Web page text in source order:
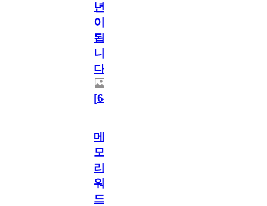
년
이
됩
니
다.
[64
메
모
리
워
드